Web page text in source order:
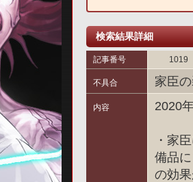
検索結果詳細
記事番号 1019
不具合 家臣
内容 2020
・家
備品
の効